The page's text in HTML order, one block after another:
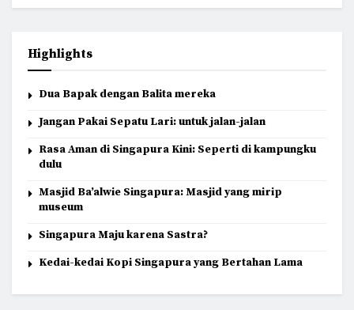
Highlights
Dua Bapak dengan Balita mereka
Jangan Pakai Sepatu Lari: untuk jalan-jalan
Rasa Aman di Singapura Kini: Seperti di kampungku
dulu
Masjid Ba’alwie Singapura: Masjid yang mirip
museum
Singapura Maju karena Sastra?
Kedai-kedai Kopi Singapura yang Bertahan Lama